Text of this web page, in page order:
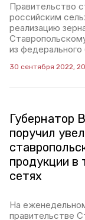
Правительство
российским
реализацию
из
30 сентября 2022,
Губернатор
поручил
продукции в
сетях
На
правительстве